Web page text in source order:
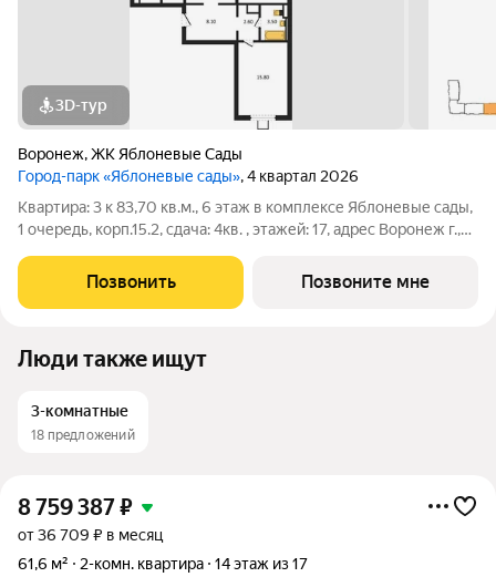
3D-тур
Воронеж,ЖК Яблоневые Сады
Город-парк «Яблоневые сады», 4 квартал 2026
Квартира: 3 к 83,70 кв.м., 6 этаж в комплексе Яблоневые сады,
1 очередь, корп.15.2, сдача: 4кв. , этажей: 17, адрес Воронеж г.,
Позвонить Позвоните мне
Люди также ищут
3-комнатные
18 предложений
8 759 387₽
от 36 709 ₽ в месяц
61,6 м²
2-комн. квартира 14 этаж из 17